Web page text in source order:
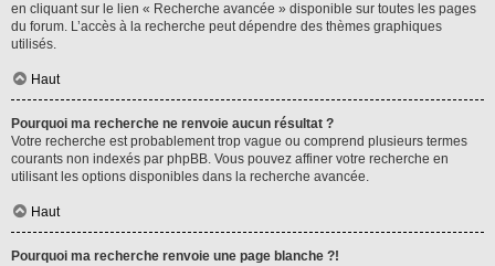
en cliquant sur le lien « Recherche avancée » disponible sur toutes les pages
du forum. L’accès à la recherche peut dépendre des thèmes graphiques
utilisés.
Haut
Pourquoi ma recherche ne renvoie aucun résultat ?
Votre recherche est probablement trop vague ou comprend plusieurs termes
courants non indexés par phpBB. Vous pouvez affiner votre recherche en
utilisant les options disponibles dans la recherche avancée.
Haut
Pourquoi ma recherche renvoie une page blanche ?!